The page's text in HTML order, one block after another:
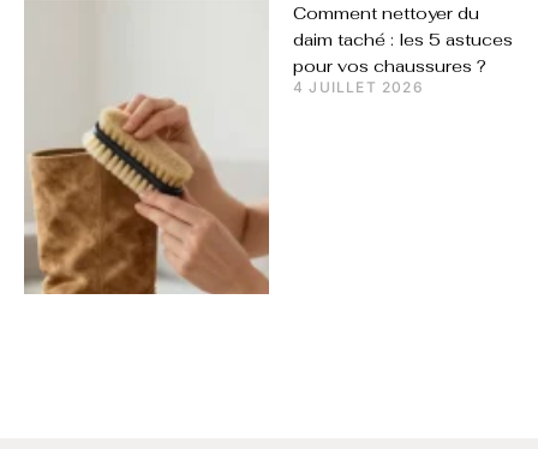
Comment nettoyer du
daim taché : les 5 astuces
pour vos chaussures ?
4 JUILLET 2026